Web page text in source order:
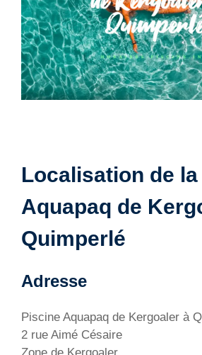
Localisation de
Aquapaq de
Quimperlé
Adresse
Piscine Aquapaq de Kergoaler à
2 rue Aimé Césaire